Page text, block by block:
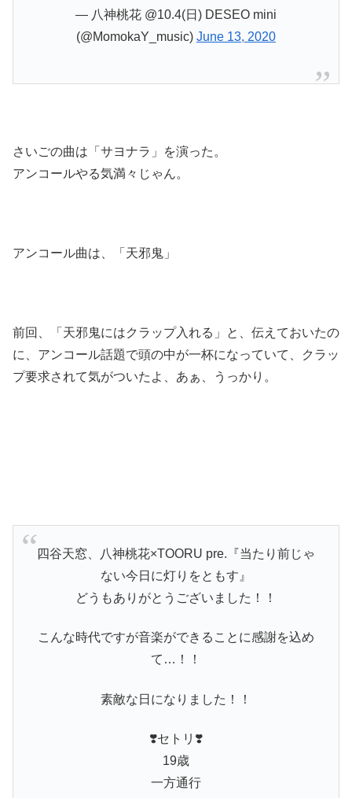
— 八神桃花 @10.4(日) DESEO mini
(@MomokaY_music) June 13, 2020
さいごの曲は「サヨナラ」を演った。
アンコールやる気満々じゃん。
アンコール曲は、「天邪鬼」
前回、「天邪鬼にはクラップ入れる」と、伝えておいたの
に、アンコール話題で頭の中が一杯になっていて、クラッ
プ要求されて気がついたよ、あぁ、うっかり。
四谷天窓、八神桃花×TOORU pre.『当たり前じゃ
ない今日に灯りをともす』
どうもありがとうございました！！
こんな時代ですが音楽ができることに感謝を込め
て…！！
素敵な日になりました！！
❣️セトリ❣️
19歳
一方通行